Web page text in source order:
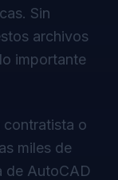
Sin
archivos
importante
contratista o
miles de
de AutoCAD